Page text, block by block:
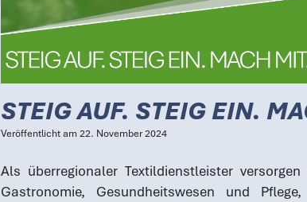
STEIG AUF. STEIG EIN.
Veröffentlicht am22. November 2024
Als überregionaler Textildienstleister
Gastronomie, Gesundheitswesen und